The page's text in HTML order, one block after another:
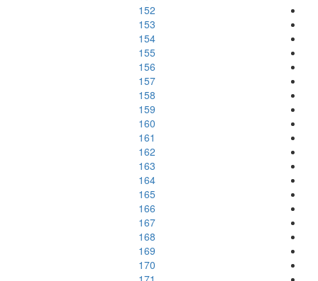
152
153
154
155
156
157
158
159
160
161
162
163
164
165
166
167
168
169
170